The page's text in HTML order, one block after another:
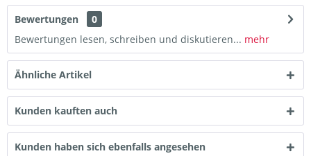
Bewertungen
0
Bewertungen lesen, schreiben und diskutieren... mehr
Ähnliche Artikel
Kunden kauften auch
Kunden haben sich ebenfalls angesehen